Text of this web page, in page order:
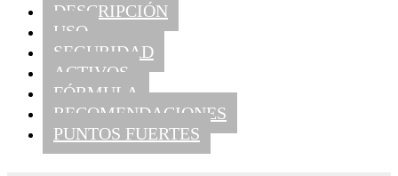
DESCRIPCIÓN
USO
SEGURIDAD
ACTIVOS
FÓRMULA
RECOMENDACIONES
PUNTOS FUERTES